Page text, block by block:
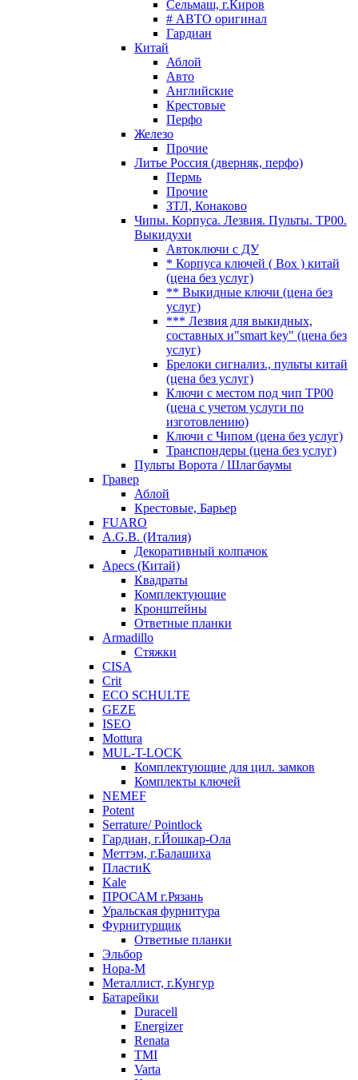
Сельмаш, г.Киров
# АВТО оригинал
Гардиан
Китай
Аблой
Авто
Английские
Крестовые
Перфо
Железо
Прочие
Литье Россия (дверняк, перфо)
Пермь
Прочие
ЗТЛ, Конаково
Чипы. Корпуса. Лезвия. Пульты. TP00.
Выкидухи
Автоключи с ДУ
* Корпуса ключей ( Box ) китай
(цена без услуг)
** Выкидные ключи (цена без
услуг)
*** Лезвия для выкидных,
составных и"smart key" (цена без
услуг)
Брелоки сигнализ., пульты китай
(цена без услуг)
Ключи с местом под чип TP00
(цена с учетом услуги по
изготовлению)
Ключи с Чипом (цена без услуг)
Транспондеры (цена без услуг)
Пульты Ворота / Шлагбаумы
Гравер
Аблой
Крестовые, Барьер
FUARO
A.G.B. (Италия)
Декоративный колпачок
Apecs (Китай)
Квадраты
Комплектующие
Кронштейны
Ответные планки
Armadillo
Стяжки
CISA
Crit
ECO SCHULTE
GEZE
ISEO
Mottura
MUL-T-LOCK
Комплектующие для цил. замков
Комплекты ключей
NEMEF
Potent
Serrature/ Pointlock
Гардиан, г.Йошкар-Ола
Меттэм, г.Балашиха
ПластиК
Kale
ПРОСАМ г.Рязань
Уральская фурнитура
Фурнитурщик
Ответные планки
Эльбор
Нора-М
Металлист, г.Кунгур
Батарейки
Duracell
Energizer
Renata
TMI
Varta